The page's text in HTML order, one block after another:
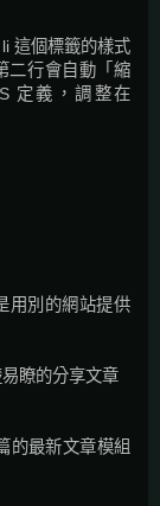
這個標籤的樣式
二行會自動「縮
定義，調整在
用別的網站提供
瞭的分享文章
的最新文章模組